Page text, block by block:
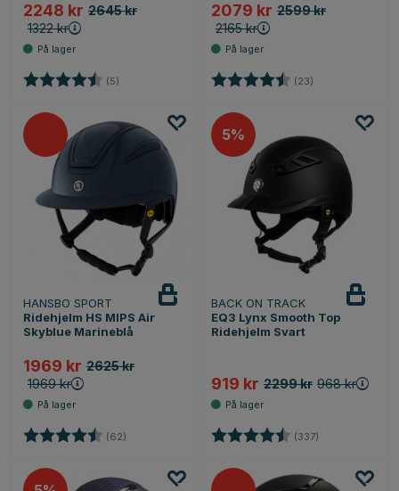
2248 kr 2645 kr
1322 kr
Karakter: (5)
2079 kr 2599 kr
2165 kr
Karakter: (23)
HANSBO SPORT
Ridehjelm HS MIPS Air
Skyblue Marineblå
1969 kr 2625 kr
1969 kr
Karakter: (62)
5%
BACK ON TRACK
EQ3 Lynx Smooth Top
Ridehjelm Svart
919 kr 2299 kr 968 kr
Karakter: (337)